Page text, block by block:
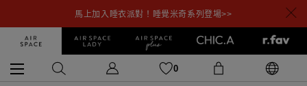
馬上加入睡衣派對！睡覺米奇系列登場>>
0